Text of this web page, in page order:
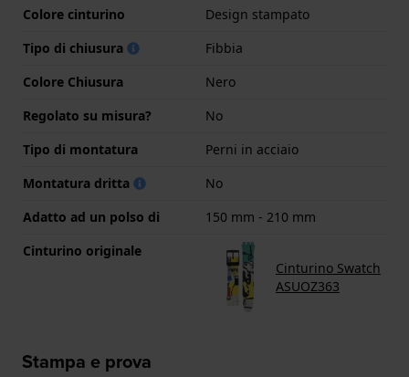
Colore cinturino
Design stampato
Tipo di chiusura
Fibbia
Colore Chiusura
Nero
Regolato su misura?
No
Tipo di montatura
Perni in acciaio
Montatura dritta
No
Adatto ad un polso di
150 mm - 210 mm
Cinturino originale
Cinturino Swatch
ASUOZ363
Stampa e prova